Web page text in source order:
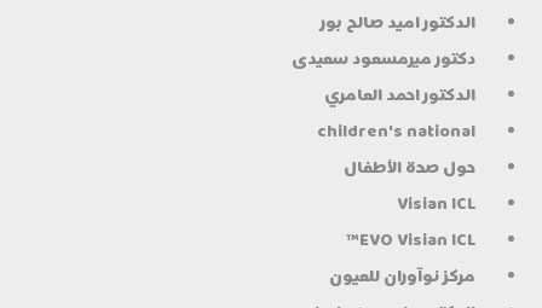
الدكتور اميد صالح بور
دكتور میرمسعود سعیدی
الدكتور احمد العامري
children's national
حول صحة الأطفال
Visian ICL
EVO Visian ICL™
مركز نوآوران للعيون